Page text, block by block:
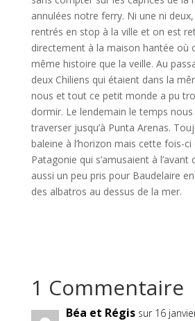
annulées notre ferry. Ni une ni
rentrés en stop à la ville et on est
directement à la maison hantée où
même histoire que la veille. Au
deux Chiliens qui étaient dans la
nous et tout ce petit monde a pu
dormir. Le lendemain le temps
traverser jusqu’à Punta Arenas.
baleine à l’horizon mais cette fois-ci
Patagonie qui s’amusaient à l’avant
aussi un peu pris pour Baudelaire
des albatros au dessus de la mer.
1 Commentaire
Béa et Régis sur 16